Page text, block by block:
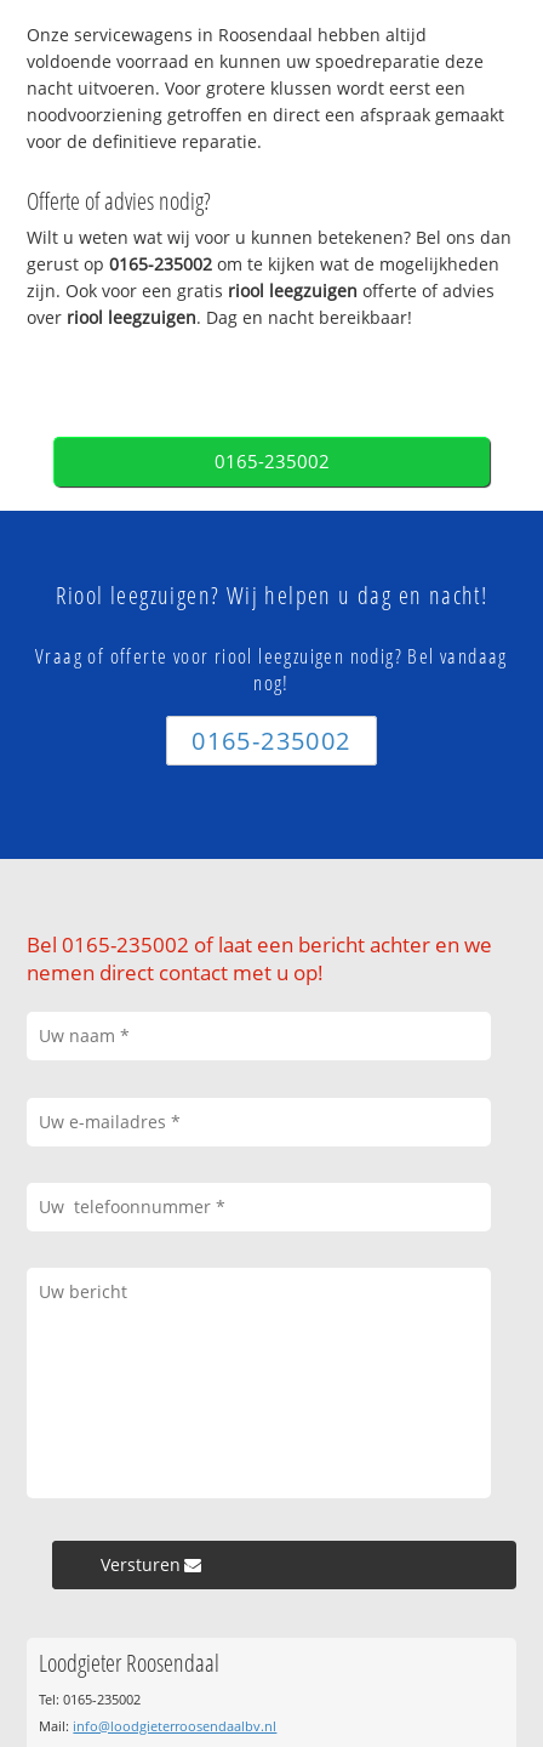
Onze servicewagens in Roosendaal hebben altijd
voldoende voorraad en kunnen uw spoedreparatie deze
nacht uitvoeren. Voor grotere klussen wordt eerst een
noodvoorziening getroffen en direct een afspraak gemaakt
voor de definitieve reparatie.
Offerte of advies nodig?
Wilt u weten wat wij voor u kunnen betekenen? Bel ons dan
gerust op0165-235002 om te kijken wat de mogelijkheden
zijn. Ook voor een gratis riool leegzuigen offerte of advies
over riool leegzuigen. Dag en nacht bereikbaar!
0165-235002
Riool leegzuigen? Wij helpen u dag en nacht!
Vraag of offerte voor riool leegzuigen nodig? Bel vandaag
nog!
0165-235002
Bel 0165-235002 of laat een bericht achter en we
nemen direct contact met u op!
Versturen »
Loodgieter Roosendaal
Tel: 0165-235002
Mail: info@loodgieterroosendaalbv.nl